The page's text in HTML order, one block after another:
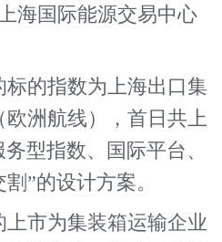
海国际能源交易中心
的指数为上海出口集
洲航线），首日共上
型指数、国际平台、
”的设计方案。
市为集装箱运输企业